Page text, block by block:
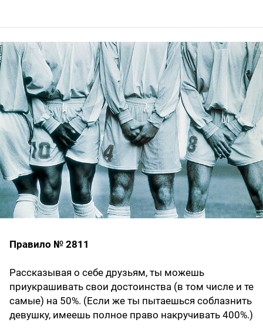
Правило № 2811
Рассказывая о себе друзьям, ты можешь
приукрашивать свои достоинства (в том числе и те
самые) на 50%. (Если же ты пытаешься соблазнить
девушку, имеешь полное право накручивать 400%.)